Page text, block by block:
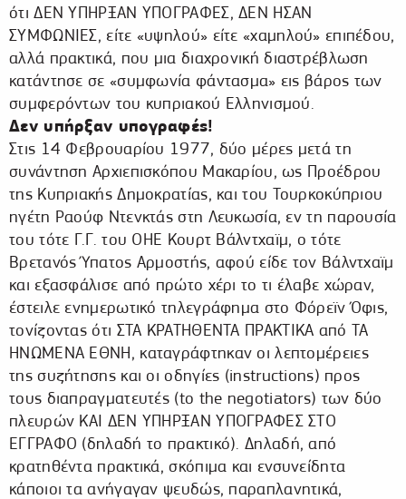
ότι ΔΕΝ ΥΠΗΡΞΑΝ ΥΠΟΓΡΑΦΕΣ, ΔΕΝ ΗΣΑΝ
ΣΥΜΦΩΝΙΕΣ, είτε «υψηλού» είτε «χαμηλού» επιπέδου,
αλλά πρακτικά, που μια διαχρονική διαστρέβλωση
κατάντησε σε «συμφωνία φάντασμα» εις βάρος των
συμφερόντων του κυπριακού Ελληνισμού.
Δεν υπήρξαν υπογραφές!
Στις 14 Φεβρουαρίου 1977, δύο μέρες μετά τη
συνάντηση Αρχιεπισκόπου Μακαρίου, ως Προέδρου
της Κυπριακής Δημοκρατίας, και του Τουρκοκύπριου
ηγέτη Ραούφ Ντενκτάς στη Λευκωσία, εν τη παρουσία
του τότε Γ.Γ. του ΟΗΕ Κουρτ Βάλντχαϊμ, ο τότε
Βρετανός Ύπατος Αρμοστής, αφού είδε τον Βάλντχαϊμ
και εξασφάλισε από πρώτο χέρι το τι έλαβε χώραν,
έστειλε ενημερωτικό τηλεγράφημα στο Φόρεϊν Όφις,
τονίζοντας ότι ΣΤΑ ΚΡΑΤΗΘΕΝΤΑ ΠΡΑΚΤΙΚΑ από ΤΑ
ΗΝΩΜΕΝΑ ΕΘΝΗ, καταγράφτηκαν οι λεπτομέρειες
της συζήτησης και οι οδηγίες (instructions) προς
τους διαπραγματευτές (to the negotiators) των δύο
πλευρών ΚΑΙ ΔΕΝ ΥΠΗΡΞΑΝ ΥΠΟΓΡΑΦΕΣ ΣΤΟ
ΕΓΓΡΑΦΟ (δηλαδή το πρακτικό). Δηλαδή, από
κρατηθέντα πρακτικά, σκόπιμα και ενσυνείδητα
κάποιοι τα ανήγαγαν ψευδώς, παραπλανητικά,